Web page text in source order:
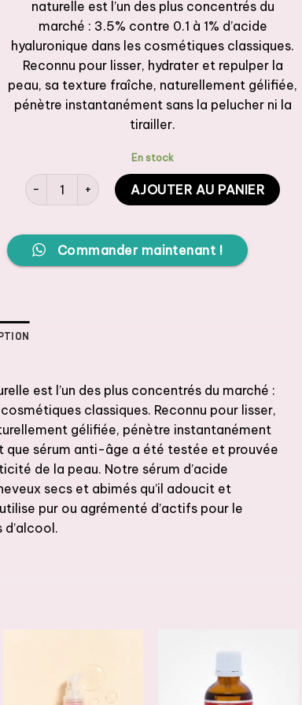
naturelle est l’un des plus concentrés du
marché : 3.5% contre 0.1 à 1% d’acide
hyaluronique dans les cosmétiques classiques.
Reconnu pour lisser, hydrater et repulper la
peau, sa texture fraîche, naturellement gélifiée,
pénètre instantanément sans la pelucher ni la
tirailler.
En stock
quantité de AROMAZONE Sérum concentré d'Acide
AJOUTER AU PANIER
Commander maintenant !
est l’un des plus concentrés du marché :
classiques. Reconnu pour lisser,
gélifiée, pénètre instantanément
que sérum anti-âge a été testée et prouvée
de la peau. Notre sérum d’acide
secs et abimés qu’il adoucit et
pur ou agrémenté d’actifs pour le